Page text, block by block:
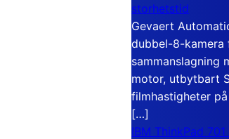
storhetstid
Gevaert
dubbel-8-kamera
sammanslagning
motor, utbytbart
filmhastigheter
[…]
IBM ThinkPad